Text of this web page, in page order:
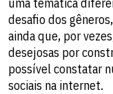
desafio dos
ainda que, por
desejosas por
possível constatar
sociais na internet.